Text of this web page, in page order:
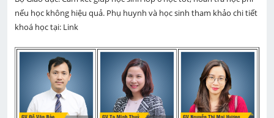
nếu học không hiệu quả. Phụ huynh và học sinh tham khảo chi tiết
khoá học tại: Link